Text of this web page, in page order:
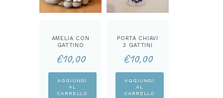
AMELIA CON
GATTINO
CARTAMODEL
€10,00
AGGIUNGI
AL
CARRELLO
PORTA CHIAVI
3 GATTINI
LO
€10,00
AGGIUNGI
AL
CARRELLO